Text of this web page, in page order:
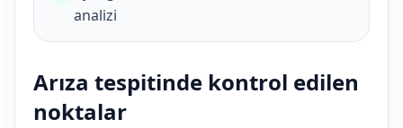
analizi
Arıza tespitinde kontrol edilen
noktalar